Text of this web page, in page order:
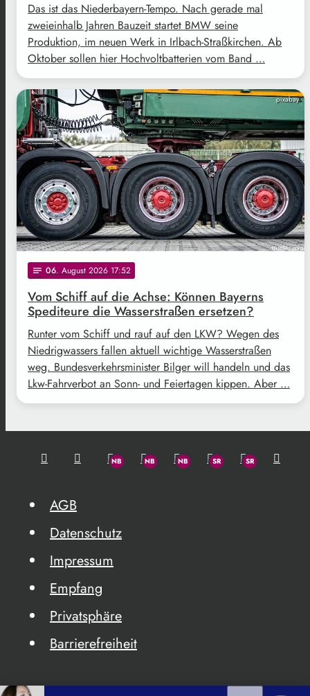
Das ist das Niederbayern-Tempo. Nach gerade mal
zweieinhalb Jahren Bauzeit startet BMW seine
Produktion, im neuen Werk in Irlbach-Straßkirchen. Ab
Oktober sollen hier Hochvoltbatterien vom Band …
pixabay
notes 06. August 2026 17:52
Vom Schiff auf die Achse: Können Bayerns
Spediteure die Wasserstraßen ersetzen?
Runter vom Schiff und rauf auf den LKW? Wegen des
Niedrigwassers fallen aktuell wichtige Wasserstraßen
weg. Bundesverkehrsminister Bilger will handeln und das
Lkw-Fahrverbot an Sonn- und Feiertagen kippen. Aber …
AGB
Datenschutz
Impressum
Empfang
Privatsphäre
Barrierefreiheit